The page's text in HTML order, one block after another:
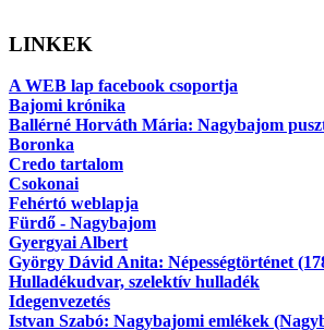
LINKEK
A WEB lap facebook csoportja
Bajomi krónika
Ballérné Horváth Mária: Nagybajom
Boronka
Credo tartalom
Csokonai
Fehértó weblapja
Fürdő - Nagybajom
Gyergyai Albert
György Dávid Anita: Népességtörténet
Hulladékudvar, szelektív hulladék
Idegenvezetés
Istvan Szabó: Nagybajomi emlékek